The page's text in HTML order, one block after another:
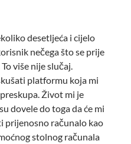
desetljeća i cijelo
nečega što se prije
To više nije slučaj.
platformu koja mi
Život mi je
dovele do toga da će mi
prijenosno računalo kao
stolnog računala